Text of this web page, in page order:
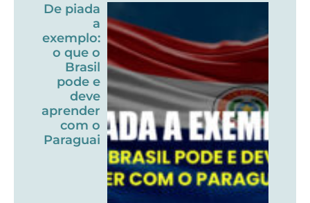
De piada
a
exemplo:
o que o
Brasil
pode e
deve
aprender
com o
Paraguai